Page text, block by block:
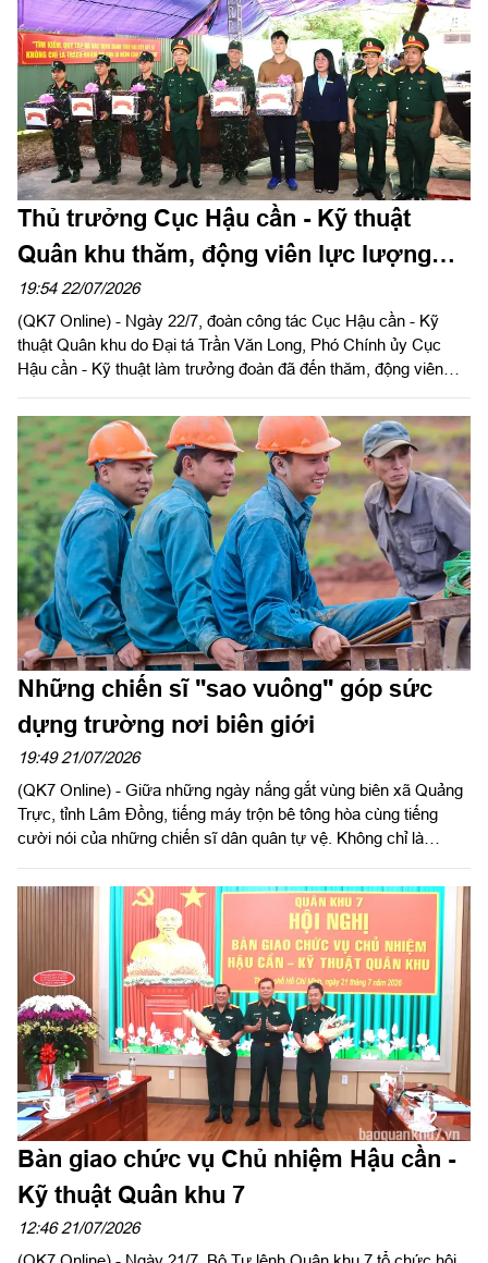
Thủ trưởng Cục Hậu cần - Kỹ thuật
Quân khu thăm, động viên lực lượng
làm nhiệm vụ tại Công viên Lê Thị Riêng
19:54 22/07/2026
(QK7 Online) - Ngày 22/7, đoàn công tác Cục Hậu cần - Kỹ
thuật Quân khu do Đại tá Trần Văn Long, Phó Chính ủy Cục
Hậu cần - Kỹ thuật làm trưởng đoàn đã đến thăm, động viên
kiếm, quy tập, xác minh danh tính hài cốt liệt sĩ tại Công viên Lê
Thị Riêng.
Những chiến sĩ "sao vuông" góp sức
dựng trường nơi biên giới
19:49 21/07/2026
(QK7 Online) - Giữa những ngày nắng gắt vùng biên xã Quảng
Trực, tỉnh Lâm Đồng, tiếng máy trộn bê tông hòa cùng tiếng
cười nói của những chiến sĩ dân quân tự vệ. Không chỉ là
người thợ xây đặc biệt, góp sức đẩy nhanh tiến độ Trường Phổ
thông nội trú liên cấp Tiểu học và THCS Quảng Trực.
Bàn giao chức vụ Chủ nhiệm Hậu cần -
Kỹ thuật Quân khu 7
12:46 21/07/2026